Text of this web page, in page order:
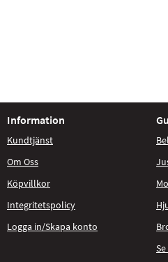
Information
Kundtjänst
Om Oss
Köpvillkor
Integritetspolicy
Logga in/Skapa konto